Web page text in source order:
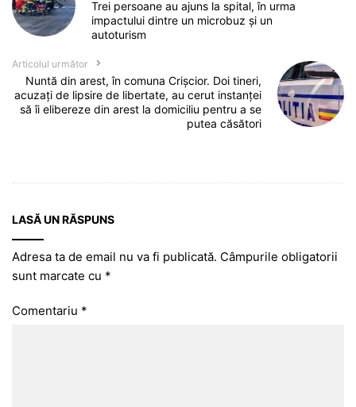
Trei persoane au ajuns la spital, în urma
impactului dintre un microbuz și un
autoturism
Articolul următor
Nuntă din arest, în comuna Crișcior. Doi tineri,
acuzați de lipsire de libertate, au cerut instanței
să îi elibereze din arest la domiciliu pentru a se
putea căsători
LASĂ UN RĂSPUNS
Adresa ta de email nu va fi publicată. Câmpurile obligatorii
sunt marcate cu *
Comentariu *